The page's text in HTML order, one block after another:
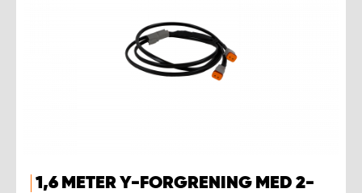
1,6 METER Y-FORGRENING MED 2-